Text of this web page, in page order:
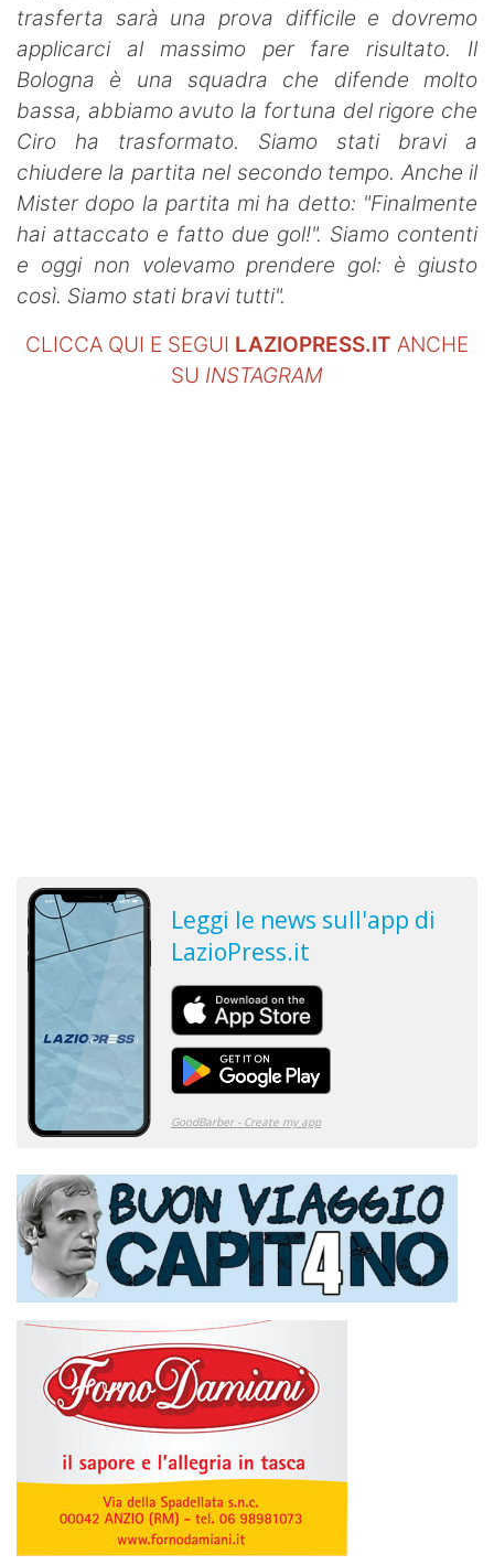
trasferta sarà una prova difficile e dovremo
applicarci al massimo per fare risultato. Il
Bologna è una squadra che difende molto
bassa, abbiamo avuto la fortuna del rigore che
Ciro ha trasformato. Siamo stati bravi a
chiudere la partita nel secondo tempo. Anche il
Mister dopo la partita mi ha detto: "Finalmente
hai attaccato e fatto due gol!". Siamo contenti
e oggi non volevamo prendere gol: è giusto
così. Siamo stati bravi tutti".
CLICCA QUI E SEGUI LAZIOPRESS.IT ANCHE
SU INSTAGRAM